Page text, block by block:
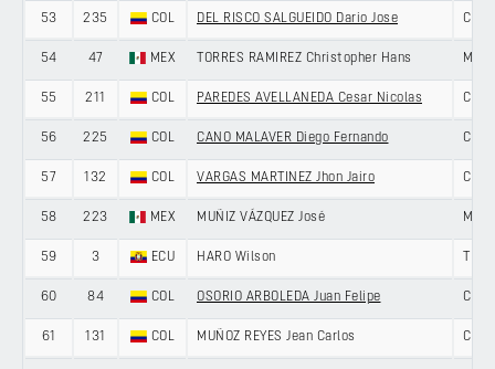
53 235 COL DEL RISCO SALGUEIDO Dario Jose
54 47 MEX TORRES RAMIREZ Christopher Hans
55 211 COL PAREDES AVELLANEDA Cesar Nicolas
56 225 COL CANO MALAVER Diego Fernando
57 132 COL VARGAS MARTINEZ Jhon Jairo
58 223 MEX MUÑIZ VÁZQUEZ José
59 3 ECU HARO Wilson
60 84 COL OSORIO ARBOLEDA Juan Felipe
61 131 COL MUÑOZ REYES Jean Carlos